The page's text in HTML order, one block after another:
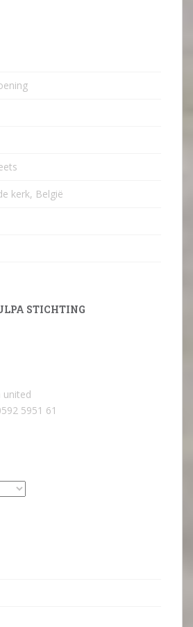
kerk, België
STICHTING
united
5951 61